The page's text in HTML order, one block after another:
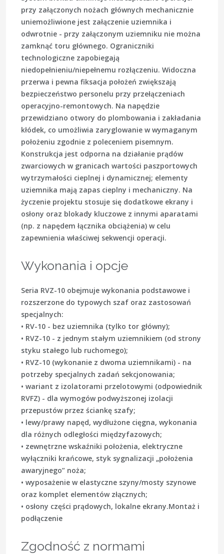
przy załączonych nożach głównych mechanicznie
uniemożliwione jest załączenie uziemnika i
odwrotnie - przy załączonym uziemniku nie można
zamknąć toru głównego. Ograniczniki
technologiczne zapobiegają
niedopełnieniu/niepełnemu rozłączeniu. Widoczna
przerwa i pewna fiksacja położeń zwiększają
bezpieczeństwo personelu przy przełączeniach
operacyjno-remontowych. Na napędzie
przewidziano otwory do plombowania i zakładania
kłódek, co umożliwia zaryglowanie w wymaganym
położeniu zgodnie z poleceniem pisemnym.
Konstrukcja jest odporna na działanie prądów
zwarciowych w granicach wartości paszportowych
wytrzymałości cieplnej i dynamicznej; elementy
uziemnika mają zapas cieplny i mechaniczny. Na
życzenie projektu stosuje się dodatkowe ekrany i
osłony oraz blokady kluczowe z innymi aparatami
(np. z napędem łącznika obciążenia) w celu
zapewnienia właściwej sekwencji operacji.
Wykonania i opcje
Seria RVZ-10 obejmuje wykonania podstawowe i
rozszerzone do typowych szaf oraz zastosowań
specjalnych:
• RV-10 - bez uziemnika (tylko tor główny);
• RVZ-10 - z jednym stałym uziemnikiem (od strony
styku stałego lub ruchomego);
• RVZ-10 (wykonanie z dwoma uziemnikami) - na
potrzeby specjalnych zadań sekcjonowania;
• wariant z izolatorami przelotowymi (odpowiednik
RVFZ) - dla wymogów podwyższonej izolacji
przepustów przez ściankę szafy;
• lewy/prawy napęd, wydłużone cięgna, wykonania
dla różnych odległości międzyfazowych;
• zewnętrzne wskaźniki położenia, elektryczne
wyłączniki krańcowe, styk sygnalizacji „położenia
awaryjnego” noża;
• wyposażenie w elastyczne szyny/mosty szynowe
oraz komplet elementów złącznych;
• osłony części prądowych, lokalne ekrany.Montaż i
podłączenie
Zgodność z normami